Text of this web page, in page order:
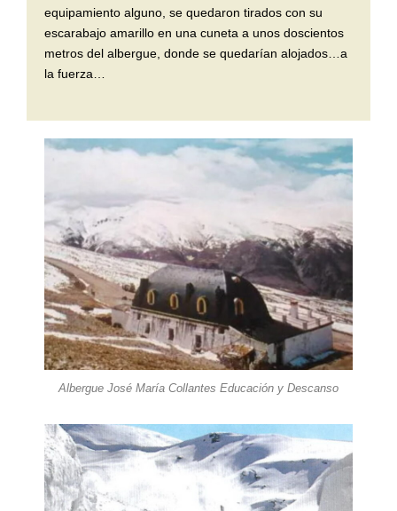
equipamiento alguno, se quedaron tirados con su
escarabajo amarillo en una cuneta a unos doscientos
metros del albergue, donde se quedarían alojados…a
la fuerza…
Albergue José María Collantes Educación y Descanso